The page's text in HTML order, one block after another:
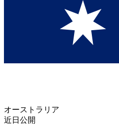
オーストラリア
近日公開